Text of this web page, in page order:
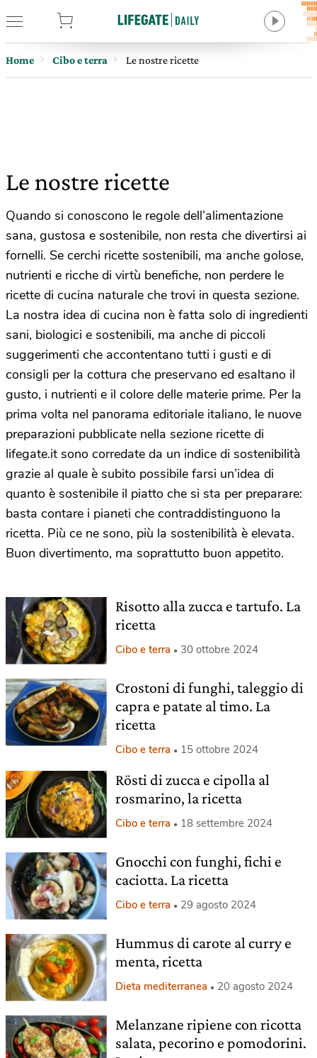
Home Cibo e terra Le nostre ricette
Le nostre ricette
Quando si conoscono le regole dell’alimentazione
sana, gustosa e sostenibile, non resta che divertirsi ai
fornelli. Se cerchi ricette sostenibili, ma anche golose,
nutrienti e ricche di virtù benefiche, non perdere le
ricette di cucina naturale che trovi in questa sezione.
La nostra idea di cucina non è fatta solo di ingredienti
sani, biologici e sostenibili, ma anche di piccoli
suggerimenti che accontentano tutti i gusti e di
consigli per la cottura che preservano ed esaltano il
gusto, i nutrienti e il colore delle materie prime. Per la
prima volta nel panorama editoriale italiano, le nuove
preparazioni pubblicate nella sezione ricette di
lifegate.it sono corredate da un indice di sostenibilità
grazie al quale è subito possibile farsi un’idea di
quanto è sostenibile il piatto che si sta per preparare:
basta contare i pianeti che contraddistinguono la
ricetta. Più ce ne sono, più la sostenibilità è elevata.
Buon divertimento, ma soprattutto buon appetito.
Risotto alla zucca e tartufo. La
ricetta
Cibo e terra 30 ottobre 2024
Crostoni di funghi, taleggio di
capra e patate al timo. La
ricetta
Cibo e terra 15 ottobre 2024
Rösti di zucca e cipolla al
rosmarino, la ricetta
Cibo e terra 18 settembre 2024
Gnocchi con funghi, fichi e
caciotta. La ricetta
Cibo e terra 29 agosto 2024
Hummus di carote al curry e
menta, ricetta
Dieta mediterranea 20 agosto 2024
Melanzane ripiene con ricotta
salata, pecorino e pomodorini.